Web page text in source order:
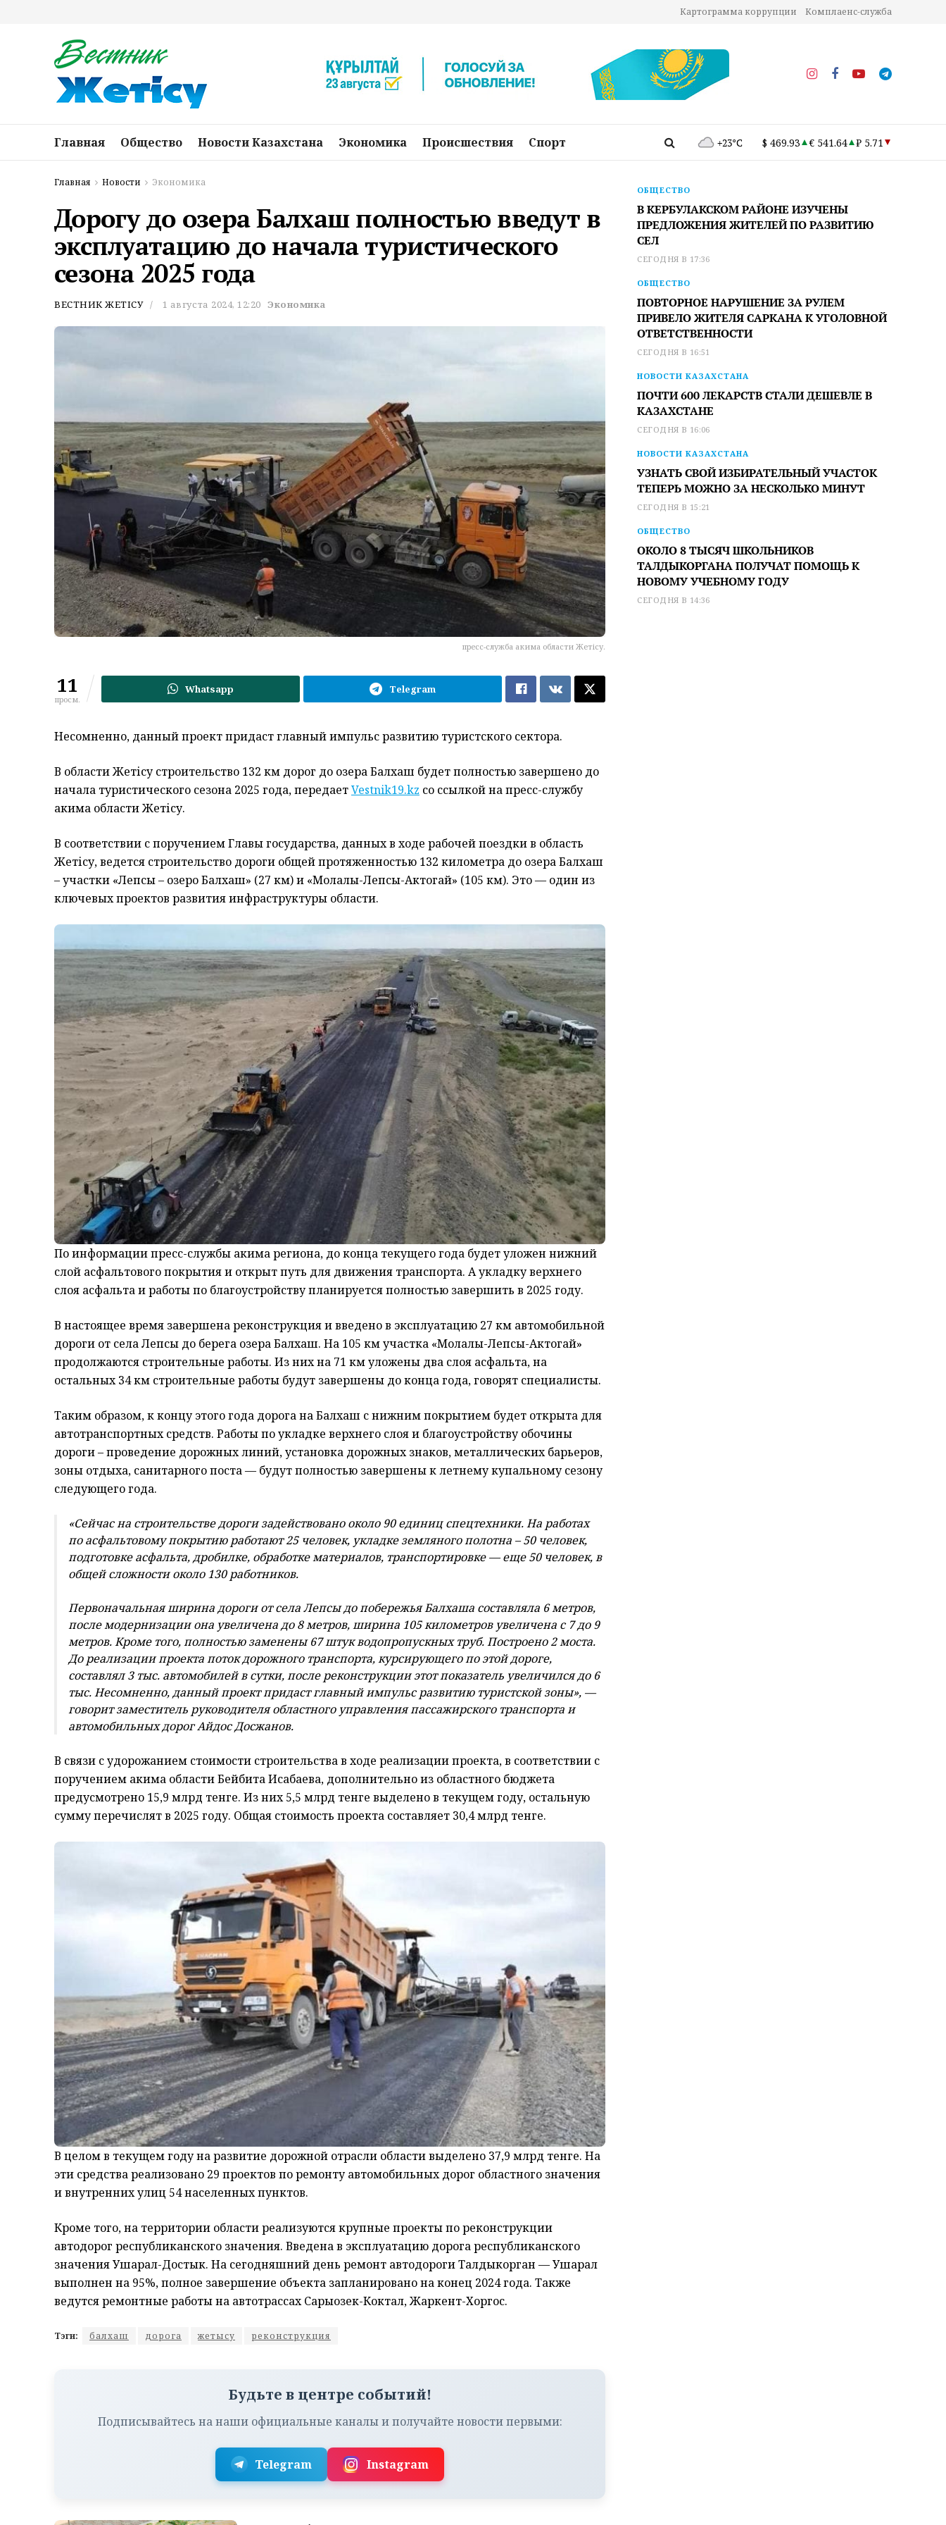
Картограмма коррупции Комплаенс-служба
Главная Общество Новости Казахстана Экономика Происшествия Спорт +23°C $ 469.93 € 541.64 ₽ 5.71
Главная Новости Экономика
Дорогу до озера Балхаш полностью введут в
эксплуатацию до начала туристического
сезона 2025 года
ВЕСТНИК ЖЕТІСУ 1 августа 2024, 12:20 Экономика
пресс-служба акима области Жетісу.
11
просм.
Whatsapp Telegram
Несомненно, данный проект придаст главный импульс развитию туристского сектора.
В области Жетісу строительство 132 км дорог до озера Балхаш будет полностью завершено до
начала туристического сезона 2025 года, передаетVestnik19.kz со ссылкой на пресс-службу
акима областиЖетісу.
В соответствии с поручением Главы государства, данных в ходе рабочей поездки в область
Жетісу, ведется строительство дороги общей протяженностью 132 километра до озера Балхаш
– участки «Лепсы – озеро Балхаш» (27 км) и «Молалы-Лепсы-Актогай» (105 км). Это — один из
ключевых проектов развития инфраструктуры области.
По информации пресс-службы акима региона, до конца текущего года будет уложен нижний
слой асфальтового покрытия и открыт путь для движения транспорта. А укладку верхнего
слоя асфальта и работы по благоустройству планируется полностью завершить в 2025 году.
В настоящее время завершена реконструкция и введено в эксплуатацию 27 км автомобильной
дороги от села Лепсы до берега озера Балхаш. На 105 км участка «Молалы-Лепсы-Актогай»
продолжаются строительные работы. Из них на 71 км уложены два слоя асфальта, на
остальных 34 км строительные работы будут завершены до конца года, говорят специалисты.
Таким образом, к концу этого года дорога на Балхаш с нижним покрытием будет открыта для
автотранспортных средств. Работы по укладке верхнего слоя и благоустройству обочины
дороги – проведение дорожных линий, установка дорожных знаков, металлических барьеров,
зоны отдыха, санитарного поста — будут полностью завершены к летнему купальному сезону
следующего года.
«Сейчас на строительстве дороги задействовано около 90 единиц спецтехники. На работах
по асфальтовому покрытию работают 25 человек, укладке земляного полотна – 50 человек,
подготовке асфальта, дробилке, обработке материалов, транспортировке — еще 50 человек, в
общей сложности около 130 работников.
Первоначальная ширина дороги от села Лепсы до побережья Балхаша составляла 6 метров,
после модернизации она увеличена до 8 метров, ширина 105 километров увеличена с 7 до 9
метров. Кроме того, полностью заменены 67 штук водопропускных труб. Построено 2 моста.
До реализации проекта поток дорожного транспорта, курсирующего по этой дороге,
составлял 3 тыс. автомобилей в сутки, после реконструкции этот показатель увеличился до 6
тыс. Несомненно, данный проект придаст главный импульс развитию туристской зоны», —
говорит заместитель руководителя областного управления пассажирского транспорта и
автомобильных дорог Айдос Досжанов.
В связи с удорожанием стоимости строительства в ходе реализации проекта, в соответствии с
поручением акима области Бейбита Исабаева, дополнительно из областного бюджета
предусмотрено 15,9 млрд тенге. Из них 5,5 млрд тенге выделено в текущем году, остальную
сумму перечислят в 2025 году. Общая стоимость проекта составляет 30,4 млрд тенге.
В целом в текущем году на развитие дорожной отрасли области выделено 37,9 млрд тенге. На
эти средства реализовано 29 проектов по ремонту автомобильных дорог областного значения
и внутренних улиц 54 населенных пунктов.
Кроме того, на территории области реализуются крупные проекты по реконструкции
автодорог республиканского значения. Введена в эксплуатацию дорога республиканского
значения Ушарал-Достык. На сегодняшний день ремонт автодороги Талдыкорган — Ушарал
выполнен на 95%, полное завершение объекта запланировано на конец 2024 года. Также
ведутся ремонтные работы на автотрассах Сарыозек-Коктал, Жаркент-Хоргос.
Тэги: балхаш дорога жетысу реконструкция
Будьте в центре событий!
Подписывайтесь на наши официальные каналы и получайте новости первыми:
Telegram Instagram
ОБЩЕСТВО
В КЕРБУЛАКСКОМ РАЙОНЕ ИЗУЧЕНЫ
ПРЕДЛОЖЕНИЯ ЖИТЕЛЕЙ ПО РАЗВИТИЮ
СЕЛ
СЕГОДНЯ В 17:36
ОБЩЕСТВО
ПОВТОРНОЕ НАРУШЕНИЕ ЗА РУЛЕМ
ПРИВЕЛО ЖИТЕЛЯ САРКАНА К УГОЛОВНОЙ
ОТВЕТСТВЕННОСТИ
СЕГОДНЯ В 16:51
НОВОСТИ КАЗАХСТАНА
ПОЧТИ 600 ЛЕКАРСТВ СТАЛИ ДЕШЕВЛЕ В
КАЗАХСТАНЕ
СЕГОДНЯ В 16:06
НОВОСТИ КАЗАХСТАНА
УЗНАТЬ СВОЙ ИЗБИРАТЕЛЬНЫЙ УЧАСТОК
ТЕПЕРЬ МОЖНО ЗА НЕСКОЛЬКО МИНУТ
СЕГОДНЯ В 15:21
ОБЩЕСТВО
ОКОЛО 8 ТЫСЯЧ ШКОЛЬНИКОВ
ТАЛДЫКОРГАНА ПОЛУЧАТ ПОМОЩЬ К
НОВОМУ УЧЕБНОМУ ГОДУ
СЕГОДНЯ В 14:36